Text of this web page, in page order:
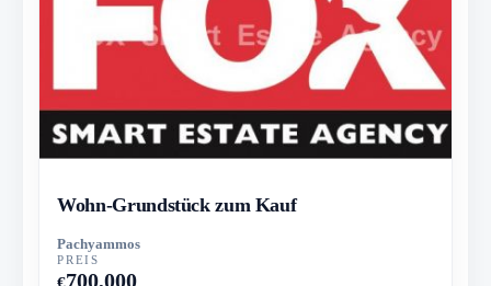
Wohn-Grundstück zum Kauf
Pachyammos
PREIS
€700,000